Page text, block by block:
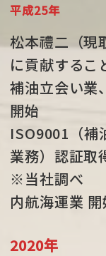
平成25年
松本禮二（現
に貢献するこ
補油立会い業
開始
ISO9001（補
業務）認証
※当社調べ
内航海運業 開
2020年